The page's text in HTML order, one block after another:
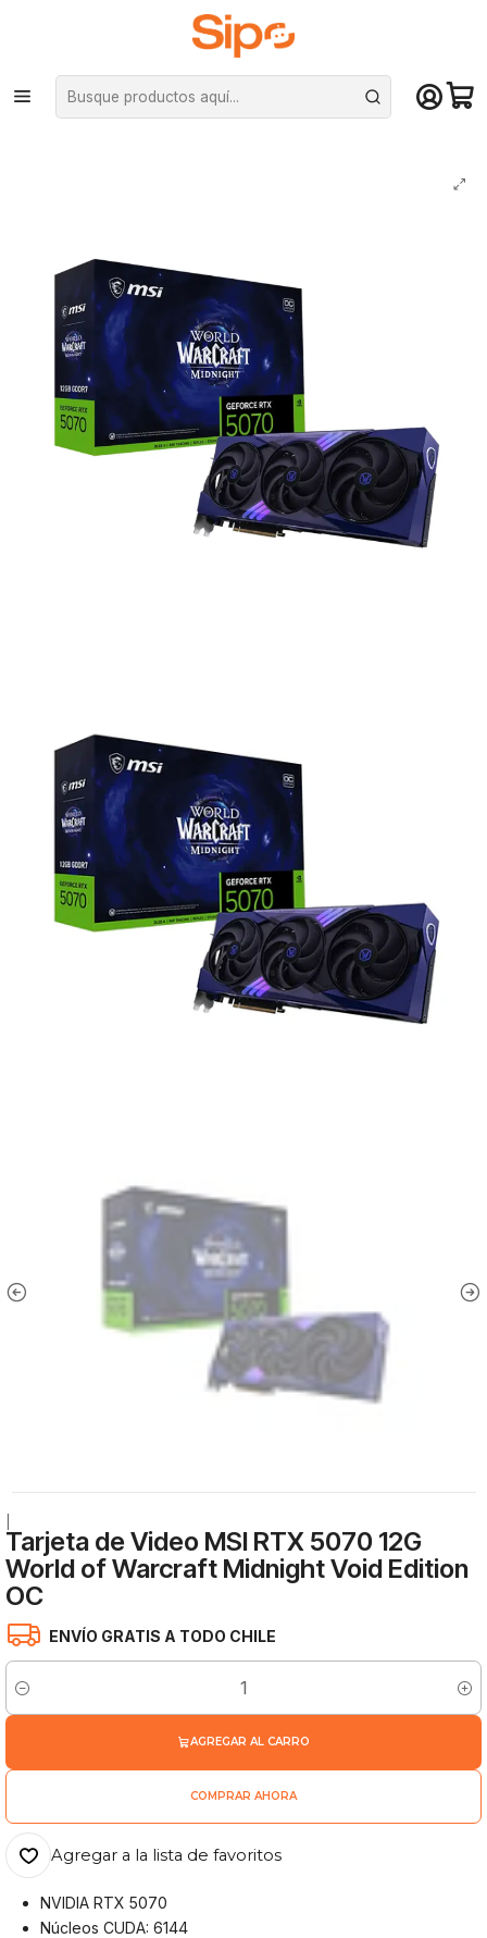
¡Compra hasta mediodía y recibe hoy! De lunes a sábado en el gran
Santiago. Envío gratis desde $29.990
Inicio Componentes PC Tarjeta de vídeo Nvidia GeForce
Tarjeta de Video MSI RTX 5070 12G World of Warcraft Midnight Void
Edition OC
Tarjeta de Video MSI RTX 5070 12G
World of Warcraft Midnight Void Edition
OC
ENVÍO GRATIS A TODO CHILE
Cantidad
AGREGAR AL CARRO
COMPRAR AHORA
Agregar a la lista de favoritos
NVIDIA RTX 5070
Núcleos CUDA: 6144